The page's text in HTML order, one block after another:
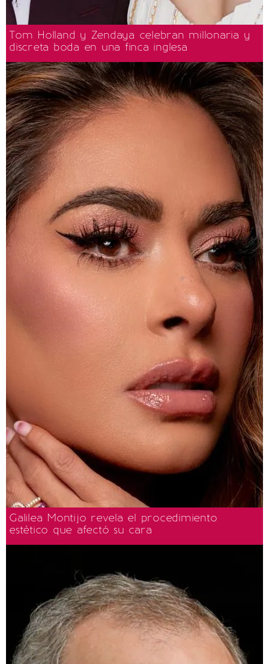
Tom Holland y Zendaya celebran millonaria y
discreta boda en una finca inglesa
Galilea Montijo revela el procedimiento
estético que afectó su cara